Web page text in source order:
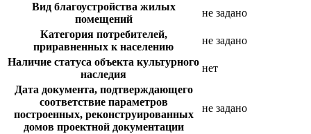
Вид благоустройства жилых
помещений
не задано
Категория потребителей,
приравненных к населению
не задано
Наличие статуса объекта культурного
наследия
нет
Дата документа, подтверждающего
соответствие параметров
построенных, реконструированных
домов проектной документации
не задано